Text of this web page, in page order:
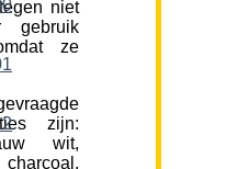
niet
gebruik
ze
zijn:
wit,